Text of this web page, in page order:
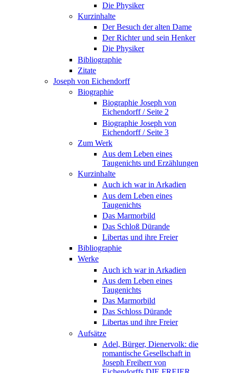
Die Physiker
Kurzinhalte
Der Besuch der alten Dame
Der Richter und sein Henker
Die Physiker
Bibliographie
Zitate
Joseph von Eichendorff
Biographie
Biographie Joseph von
Eichendorff / Seite 2
Biographie Joseph von
Eichendorff / Seite 3
Zum Werk
Aus dem Leben eines
Taugenichts und Erzählungen
Kurzinhalte
Auch ich war in Arkadien
Aus dem Leben eines
Taugenichts
Das Marmorbild
Das Schloß Dürande
Libertas und ihre Freier
Bibliographie
Werke
Auch ich war in Arkadien
Aus dem Leben eines
Taugenichts
Das Marmorbild
Das Schloss Dürande
Libertas und ihre Freier
Aufsätze
Adel, Bürger, Dienervolk: die
romantische Gesellschaft in
Joseph Freiherr von